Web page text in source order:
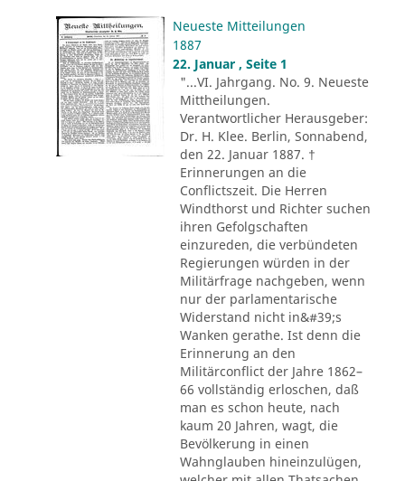
Neueste Mitteilungen
1887
22. Januar , Seite 1
"...VI. Jahrgang. No. 9. Neueste
Mittheilungen.
Verantwortlicher Herausgeber:
Dr. H. Klee. Berlin, Sonnabend,
den 22. Januar 1887. †
Erinnerungen an die
Conflictszeit. Die Herren
Windthorst und Richter suchen
ihren Gefolgschaften
einzureden, die verbündeten
Regierungen würden in der
Militärfrage nachgeben, wenn
nur der parlamentarische
Widerstand nicht in&#39;s
Wanken gerathe. Ist denn die
Erinnerung an den
Militärconflict der Jahre 1862–
66 vollständig erloschen, daß
man es schon heute, nach
kaum 20 Jahren, wagt, die
Bevölkerung in einen
Wahnglauben hineinzulügen,